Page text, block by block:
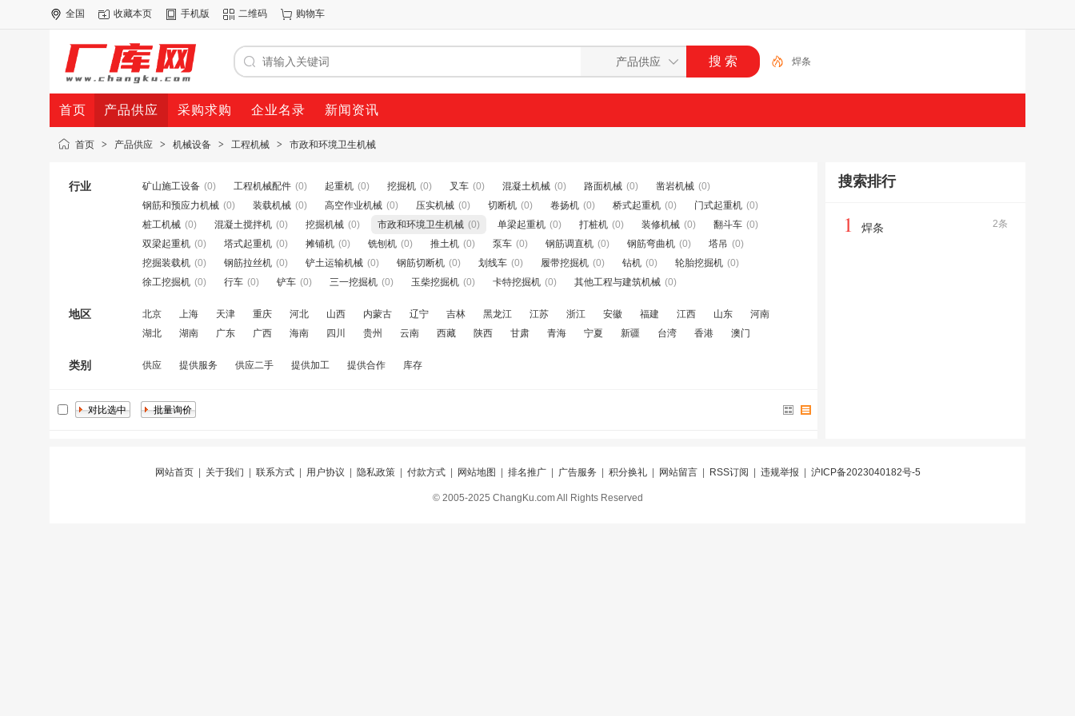
全国 收藏本页 手机版 二维码 购物车
焊条
首页 产品供应 采购求购 企业名录 新闻资讯
首页 > 产品供应 > 机械设备 > 工程机械 > 市政和环境卫生机械
行业 矿山施工设备 (0) 工程机械配件 (0) 起重机 (0) 挖掘机 (0) 叉车 (0) 混凝土机械 (0) 路面机械 (0) 凿岩机械 (0)
钢筋和预应力机械 (0) 装载机械 (0) 高空作业机械 (0) 压实机械 (0) 切断机 (0) 卷扬机 (0) 桥式起重机 (0) 门式起重机 (0)
桩工机械 (0) 混凝土搅拌机 (0) 挖掘机械 (0) 市政和环境卫生机械 (0) 单梁起重机 (0) 打桩机 (0) 装修机械 (0) 翻斗车 (0)
双梁起重机 (0) 塔式起重机 (0) 摊铺机 (0) 铣刨机 (0) 推土机 (0) 泵车 (0) 钢筋调直机 (0) 钢筋弯曲机 (0) 塔吊 (0)
挖掘装载机 (0) 钢筋拉丝机 (0) 铲土运输机械 (0) 钢筋切断机 (0) 划线车 (0) 履带挖掘机 (0) 钻机 (0) 轮胎挖掘机 (0)
徐工挖掘机 (0) 行车 (0) 铲车 (0) 三一挖掘机 (0) 玉柴挖掘机 (0) 卡特挖掘机 (0) 其他工程与建筑机械 (0)
地区 北京 上海 天津 重庆 河北 山西 内蒙古 辽宁 吉林 黑龙江 江苏 浙江 安徽 福建 江西 山东
河南
湖北
湖南 广东 广西 海南 四川 贵州 云南 西藏 陕西 甘肃 青海 宁夏 新疆 台湾 香港 澳门
类别 供应 提供服务 供应二手 提供加工 提供合作 库存
搜索排行
2条
1 焊条
网站首页| 关于我们 联系方式| 用户协议 隐私政策| 付款方式| 网站地图 排名推广| 广告服务 积分换礼| 网站留言| RSS订阅 违规举报 沪ICP备2023040182号-5
© 2005-2025 ChangKu.com All Rights Reserved